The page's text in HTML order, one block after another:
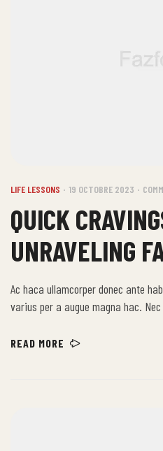
LIFE LESSONS 19 OCTOBRE 2023
QUICK
UNRAVELING
DELIGHTS
Ac haca ullamcorper donec ante
varius per a augue magna hac.
himenaeos nunc torquent euismod
READ MORE